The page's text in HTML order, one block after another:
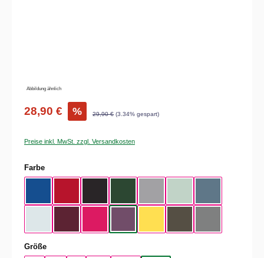
Abbildung ähnlich
28,90 € % 29,90 € (3.34% gespart)
Preise inkl. MwSt. zzgl. Versandkosten
Farbeauswählen
Größeauswählen